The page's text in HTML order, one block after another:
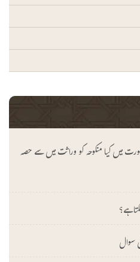
میں کیا منکوحہ کو وراثت میں سے حصہ
ہے؟
سوال